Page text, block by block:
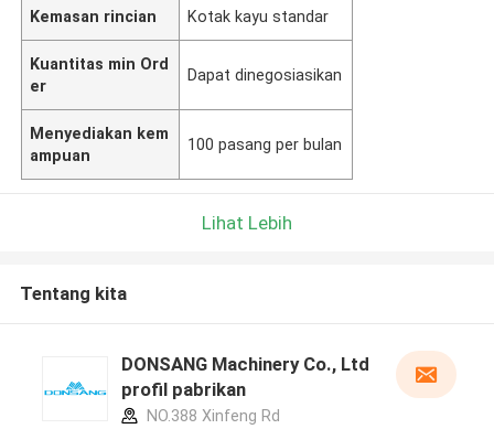
Kemasan rincian Kotak kayu standar
Kuantitas min Ord
er
Dapat dinegosiasikan
Menyediakan kem
ampuan
100 pasang per bulan
Lihat Lebih
Tentang kita
DONSANG Machinery Co., Ltd
profil pabrikan
NO.388 Xinfeng Rd